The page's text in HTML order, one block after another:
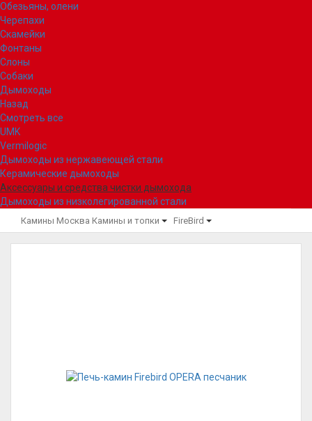
Обезьяны, олени
Черепахи
Скамейки
Фонтаны
Слоны
Собаки
Дымоходы
Назад
Смотреть все
UMK
Vermilogic
Дымоходы из нержавеющей стали
Керамические дымоходы
Аксессуары и средства чистки дымохода
Дымоходы из низколегированной стали
Камины Москва Камины и топки FireBird